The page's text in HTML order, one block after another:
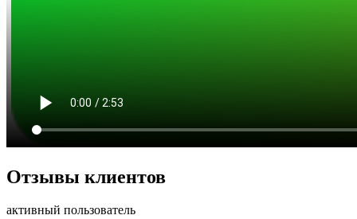
Отзывы клиентов
активный пользователь